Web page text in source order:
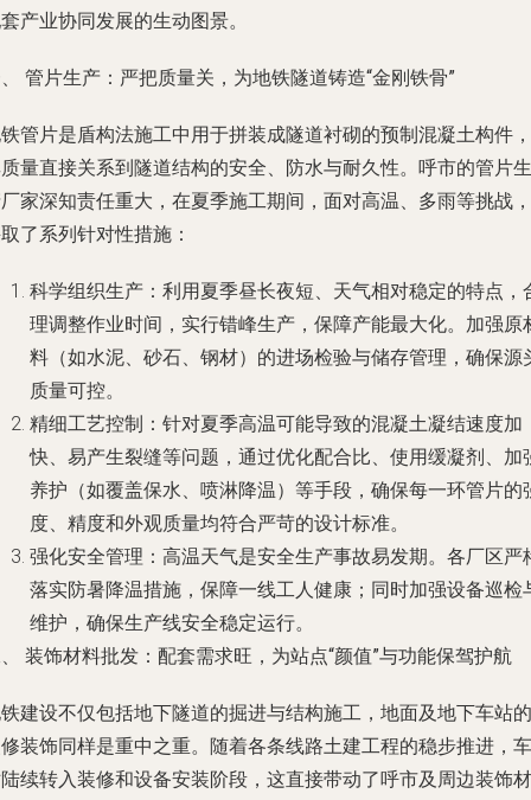
产业协同发展的生动图景。
管片生产：严把质量关，为地铁隧道铸造“金刚铁骨”
管片是盾构法施工中用于拼装成隧道衬砌的预制混凝土构件，
量直接关系到隧道结构的安全、防水与耐久性。呼市的管片生
家深知责任重大，在夏季施工期间，面对高温、多雨等挑战，
了系列针对性措施：
科学组织生产 ：利用夏季昼长夜短、天气相对稳定的特点，
理调整作业时间，实行错峰生产，保障产能最大化。加强原
料（如水泥、砂石、钢材）的进场检验与储存管理，确保源
质量可控。
精细工艺控制 ：针对夏季高温可能导致的混凝土凝结速度加
快、易产生裂缝等问题，通过优化配合比、使用缓凝剂、加
养护（如覆盖保水、喷淋降温）等手段，确保每一环管片的
度、精度和外观质量均符合严苛的设计标准。
强化安全管理 ：高温天气是安全生产事故易发期。各厂区严
落实防暑降温措施，保障一线工人健康；同时加强设备巡检
维护，确保生产线安全稳定运行。
装饰材料批发：配套需求旺，为站点“颜值”与功能保驾护航
建设不仅包括地下隧道的掘进与结构施工，地面及地下车站的
装饰同样是重中之重。随着各条线路土建工程的稳步推进，车
续转入装修和设备安装阶段，这直接带动了呼市及周边装饰材